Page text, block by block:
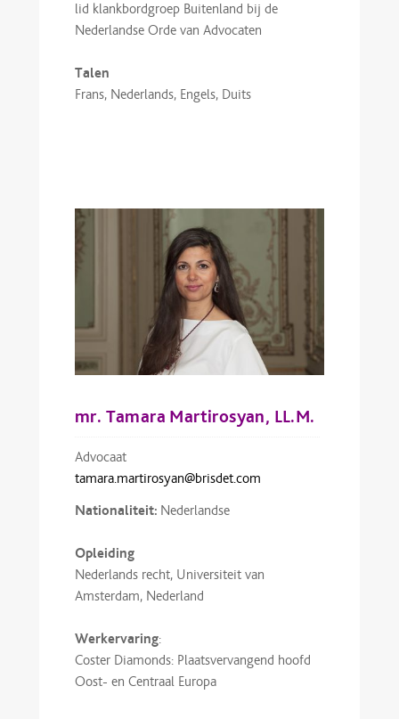
lid klankbordgroep Buitenland bij de
Nederlandse Orde van Advocaten
Talen
Frans, Nederlands, Engels, Duits
mr. Tamara Martirosyan, LL.M.
Advocaat
tamara.martirosyan@brisdet.com
Nationaliteit: Nederlandse
Opleiding
Nederlands recht, Universiteit van
Amsterdam, Nederland
Werkervaring:
Coster Diamonds: Plaatsvervangend hoofd
Oost- en Centraal Europa